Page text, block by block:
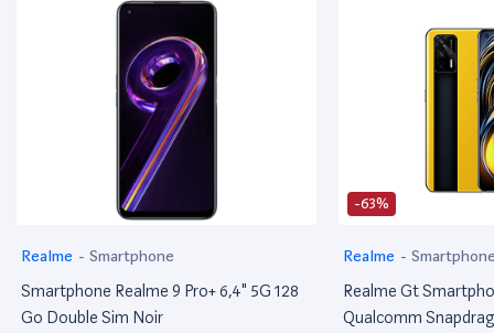
Realme - Smartphone
Smartphone Realme 9 Pro+ 6,4" 5G 128
Go Double Sim Noir
-63%
Realme -
Realme Gt
Qualcomm